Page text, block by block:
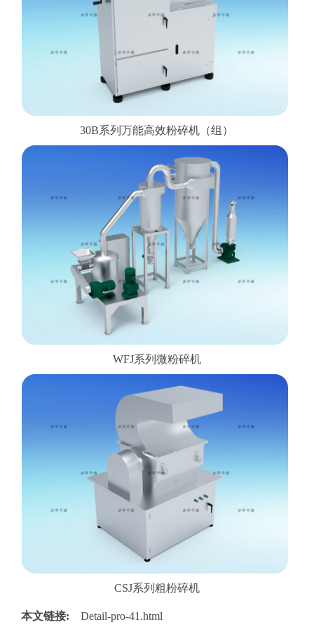
30B系列万能高效粉碎机（组）
WFJ系列微粉碎机
CSJ系列粗粉碎机
本文链接: Detail-pro-41.html